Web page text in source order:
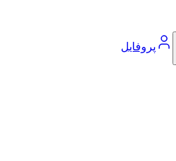
پروفایل